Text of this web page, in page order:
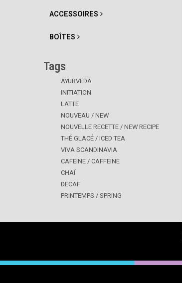
ACCESSOIRES
BOÎTES
Tags
AYURVEDA
INITIATION
LATTE
NOUVEAU / NEW
NOUVELLE RECETTE / NEW RECIPE
THÉ GLACÉ / ICED TEA
VIVA SCANDINAVIA
CAFEINE / CAFFEINE
CHAÏ
DECAF
PRINTEMPS / SPRING